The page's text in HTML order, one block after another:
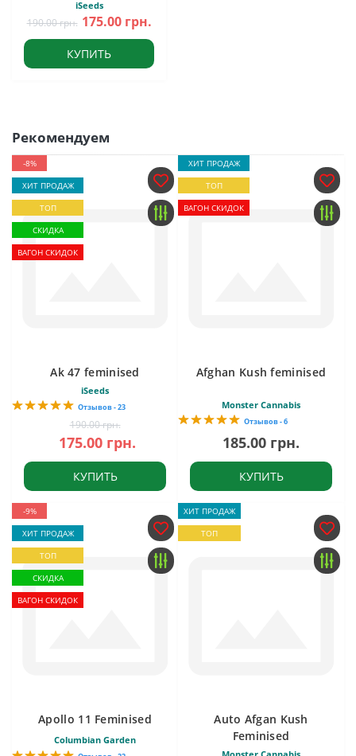
iSeeds
190.00 грн. 175.00 грн.
КУПИТЬ
Рекомендуем
-8%
ХИТ ПРОДАЖ
ТОП
СКИДКА
ВАГОН СКИДОК
Ak 47 feminised
iSeeds
Отзывов - 23
190.00 грн.
175.00 грн.
КУПИТЬ
ХИТ ПРОДАЖ
ТОП
ВАГОН СКИДОК
Afghan Kush feminised
Monster Cannabis
Отзывов - 6
185.00 грн.
КУПИТЬ
-9%
ХИТ ПРОДАЖ
ТОП
СКИДКА
ВАГОН СКИДОК
Apollo 11 Feminised
Columbian Garden
ХИТ ПРОДАЖ
ТОП
Auto Afgan Kush
Feminised